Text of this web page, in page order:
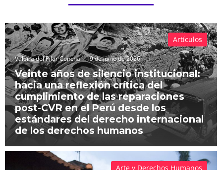
Valeria del Pilar Concha 19 de junio de 2026
Veinte años de silencio institucional:
hacia una reflexión crítica del
cumplimiento de las reparaciones
post-CVR en el Perú desde los
estándares del derecho internacional
de los derechos humanos
Artículos
Arte y Derechos Humanos